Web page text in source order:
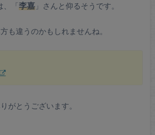
、「李嘉」さんと仰るそうです。
も違うのかもしれませんね。
がとうございます。